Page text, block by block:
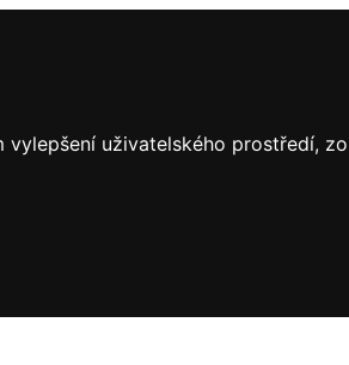
uživatelského prostředí,